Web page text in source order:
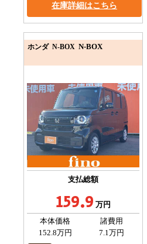
在庫詳細はこちら
ホンダ N-BOX N-BOX
支払総額
159.9 万円
本体価格
152.8万円
諸費用
7.1万円